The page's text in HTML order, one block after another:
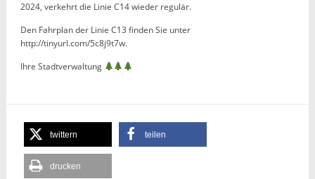
2024, verkehrt die Linie C14 wieder regulär.
Den Fahrplan der Linie C13 finden Sie unter
http://tinyurl.com/5c8j9t7w.
Ihre Stadtverwaltung
twittern teilen
drucken